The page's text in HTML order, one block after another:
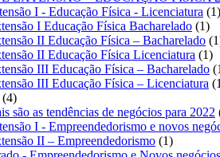
I - Educação Física - Licenciatura 11
I Educação Física Bacharelado 11
II Educação Física – Bacharelado 1
II Educação Física Licenciatura 11
III Educação Física – Bacharelado 1
III Educação Física – Licenciatura 1
44
produtos
são as tendências de negócios para 2022
I - Empreendedorismo e novos
II – Empreendedorismo 11